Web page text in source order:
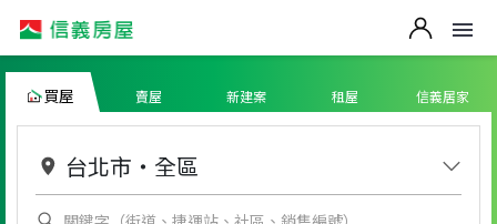
買屋 賣屋 新建案 租屋 信義居家
台北市 ・ 全區